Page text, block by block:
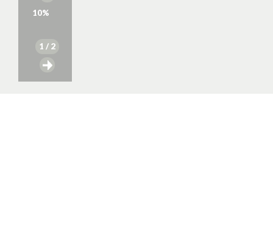
10%
1 / 2